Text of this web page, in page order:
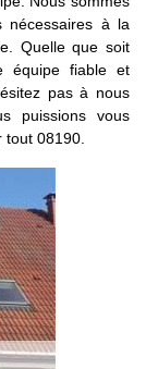
nécessaires à la
Quelle que soit
équipe fiable et
pas à nous
puissions vous
08190.